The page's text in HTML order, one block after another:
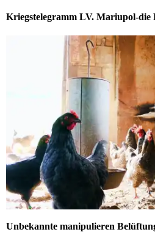
Kriegstelegramm LV. Mariupol-die
Unbekannte manipulieren